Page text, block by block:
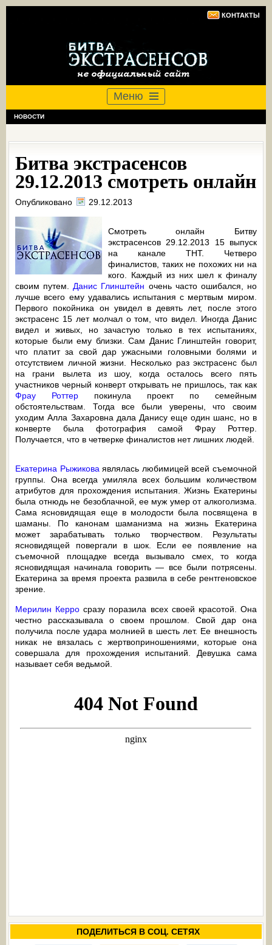
КОНТАКТЫ
Меню
НОВОСТИ
Битва экстрасенсов
29.12.2013 смотреть онлайн
Опубликовано 29.12.2013
Смотреть онлайн Битву
экстрасенсов 29.12.2013 15 выпуск
на канале ТНТ. Четверо
финалистов, таких не похожих ни на
кого. Каждый из них шел к финалу
своим путем. Данис Глинштейн очень часто ошибался, но
лучше всего ему удавались испытания с мертвым миром.
Первого покойника он увидел в девять лет, после этого
экстрасенс 15 лет молчал о том, что видел. Иногда Данис
видел и живых, но зачастую только в тех испытаниях,
которые были ему близки. Сам Данис Глинштейн говорит,
что платит за свой дар ужасными головными болями и
отсутствием личной жизни. Несколько раз экстрасенс был
на грани вылета из шоу, когда осталось всего пять
участников черный конверт открывать не пришлось, так как
Фрау Роттер покинула проект по семейным
обстоятельствам. Тогда все были уверены, что своим
уходим Алла Захаровна дала Данису еще один шанс, но в
конверте была фотография самой Фрау Роттер.
Получается, что в четверке финалистов нет лишних людей.
Екатерина Рыжикова являлась любимицей всей съемочной
группы. Она всегда умиляла всех большим количеством
атрибутов для прохождения испытания. Жизнь Екатерины
была отнюдь не безоблачной, ее муж умер от алкоголизма.
Сама ясновидящая еще в молодости была посвящена в
шаманы. По канонам шаманизма на жизнь Екатерина
может зарабатывать только творчеством. Результаты
ясновидящей повергали в шок. Если ее появление на
съемочной площадке всегда вызывало смех, то когда
ясновидящая начинала говорить — все были потрясены.
Екатерина за время проекта развила в себе рентгеновское
зрение.
Мерилин Керро сразу поразила всех своей красотой. Она
честно рассказывала о своем прошлом. Свой дар она
получила после удара молнией в шесть лет. Ее внешность
никак не вязалась с жертвоприношениями, которые она
совершала для прохождения испытаний. Девушка сама
называет себя ведьмой.
ПОДЕЛИТЬСЯ В СОЦ. СЕТЯХ